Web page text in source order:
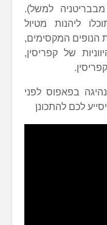
למשל).
ליהנות מטיול
הנופים המקסימים,
של קפריסין,
בפאפוס לפני
לכם להתכונן